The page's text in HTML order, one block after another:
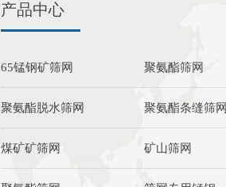
产品中心
65锰钢矿筛网 聚氨酯筛网
聚氨酯脱水筛网 聚氨酯条缝筛网
煤矿矿筛网 矿山筛网